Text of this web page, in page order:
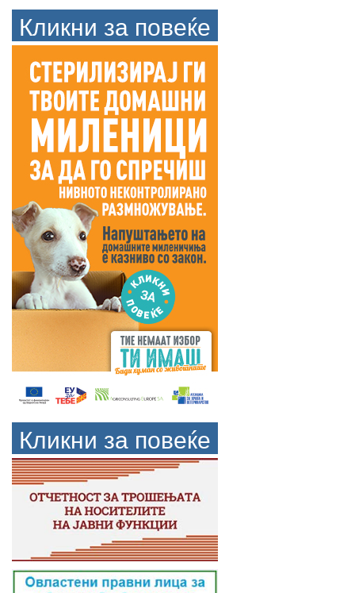
Кликни за повеќе
Кликни за повеќе